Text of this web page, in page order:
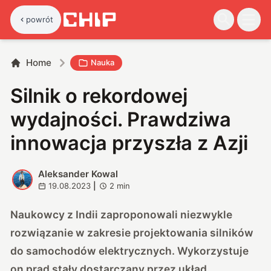
powrót
Home Nauka
Silnik o rekordowej
wydajności. Prawdziwa
innowacja przyszła z Azji
A
Aleksander Kowal
19.08.2023 2 min
Naukowcy z Indii zaproponowali niezwykle
rozwiązanie w zakresie projektowania silników
do samochodów elektrycznych. Wykorzystuje